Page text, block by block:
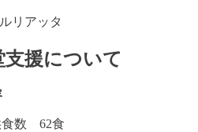
リアッタ
支援について
食数 62食